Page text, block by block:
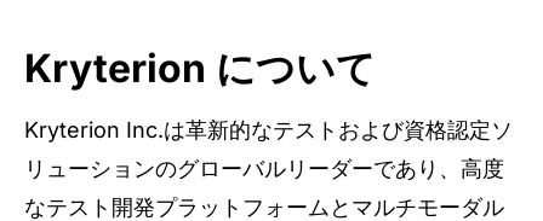
Kryterion について
Kryterion Inc.は革新的なテストおよび資格認定ソ
リューションのグローバルリーダーであり、高度
なテスト開発プラットフォームとマルチモーダル